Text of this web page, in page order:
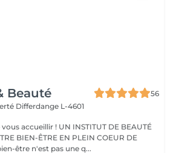
Beauté
56
Differdange L-4601
INSTITUT DE BEAUTÉ
BIEN-ÊTRE EN PLEIN COEUR DE
Le bien-être n'est pas une q...